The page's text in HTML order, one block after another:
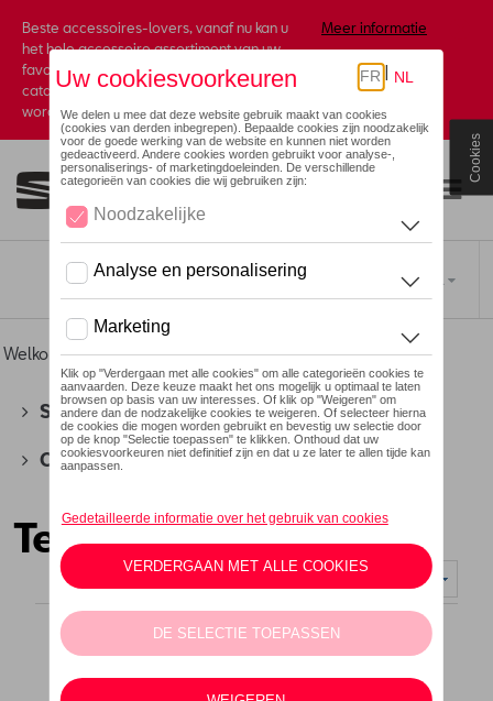
Beste accessoires-lovers, vanaf nu kan u
het hele accessoire assortiment van uw
favoriete merk terugvinden in de online
catalogus. Deze kunnen steeds besteld
worden via uw dealer.
Meer informatie
Toggle navigation
Welkom >Voor u > Textiel
SEAT(178)
CUPRA(201)
Textiel
Cookies